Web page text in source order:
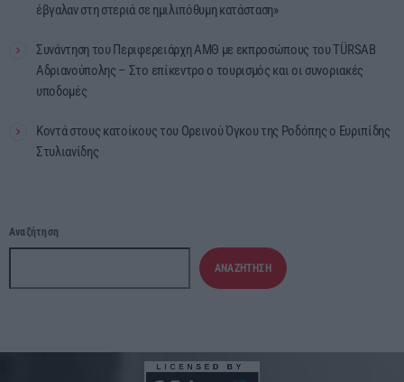
έβγαλαν στη στεριά σε ημιλιπόθυμη κατάσταση»
Συνάντηση του Περιφερειάρχη ΑΜΘ με εκπροσώπους του TÜRSAB
Αδριανούπολης – Στο επίκεντρο ο τουρισμός και οι συνοριακές
υποδομές
Κοντά στους κατοίκους του Ορεινού Όγκου της Ροδόπης ο Ευριπίδης
Στυλιανίδης
Αναζήτηση
ΑΝΑΖΉΤΗΣΗ